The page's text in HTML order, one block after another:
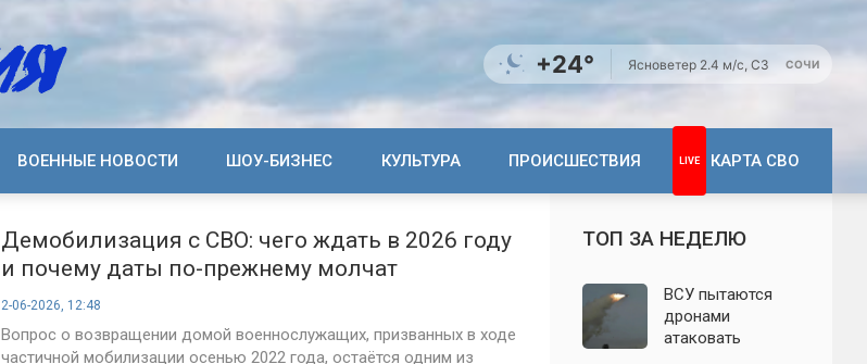
+24° Ясноветер 2.4 м/с, СЗ СОЧИ
ВОЕННЫЕ НОВОСТИ ШОУ-БИЗНЕС КУЛЬТУРА ПРОИСШЕСТВИЯ КАРТА СВО
Демобилизация с СВО: чего ждать в 2026 году
и почему даты по-прежнему молчат
2-06-2026, 12:48
Вопрос о возвращении домой военнослужащих, призванных в ходе
частичной мобилизации осенью 2022 года, остаётся одним из
ТОП ЗА НЕДЕЛЮ
ВСУ пытаются
дронами
атаковать